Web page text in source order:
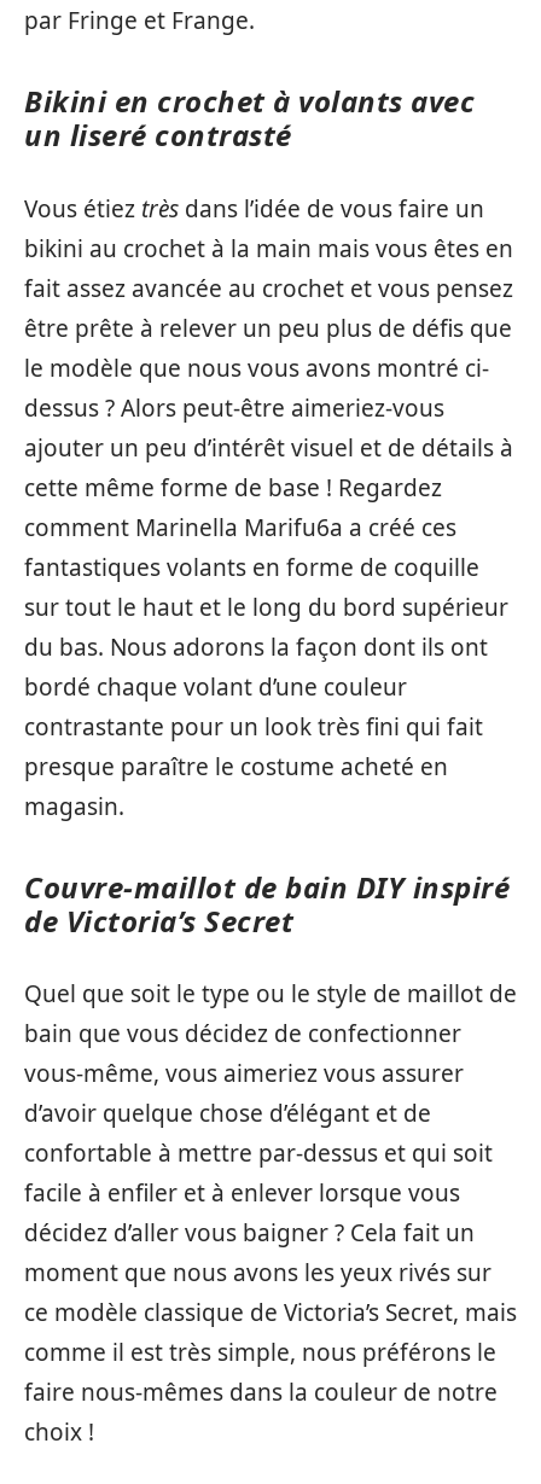
par Fringe et Frange.
Bikini en crochet à volants avec
un liseré contrasté
Vous étiez très dans l’idée de vous faire un
bikini au crochet à la main mais vous êtes en
fait assez avancée au crochet et vous pensez
être prête à relever un peu plus de défis que
le modèle que nous vous avons montré ci-
dessus ? Alors peut-être aimeriez-vous
ajouter un peu d’intérêt visuel et de détails à
cette même forme de base ! Regardez
comment Marinella Marifu6a a créé ces
fantastiques volants en forme de coquille
sur tout le haut et le long du bord supérieur
du bas. Nous adorons la façon dont ils ont
bordé chaque volant d’une couleur
contrastante pour un look très fini qui fait
presque paraître le costume acheté en
magasin.
Couvre-maillot de bain DIY inspiré
de Victoria’s Secret
Quel que soit le type ou le style de maillot de
bain que vous décidez de confectionner
vous-même, vous aimeriez vous assurer
d’avoir quelque chose d’élégant et de
confortable à mettre par-dessus et qui soit
facile à enfiler et à enlever lorsque vous
décidez d’aller vous baigner ? Cela fait un
moment que nous avons les yeux rivés sur
ce modèle classique de Victoria’s Secret, mais
comme il est très simple, nous préférons le
faire nous-mêmes dans la couleur de notre
choix !